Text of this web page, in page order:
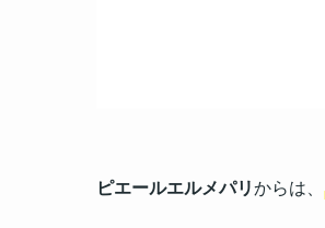
ピエールエルメパリからは、